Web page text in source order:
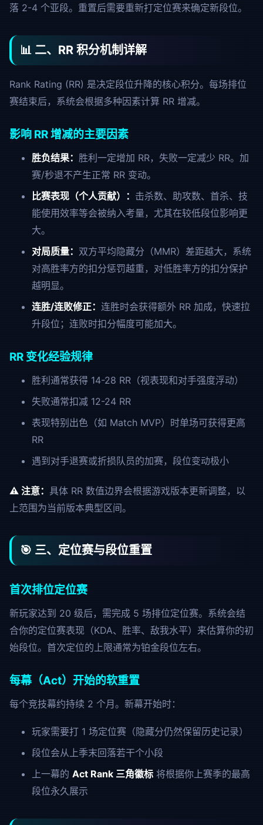
落 2-4 个亚段。重置后需要重新打定位赛来确定新段位。
📊 二、RR 积分机制详解
Rank Rating (RR) 是决定段位升降的核心积分。每场排位
赛结束后，系统会根据多种因素计算 RR 增减。
影响 RR 增减的主要因素
胜负结果： 胜利一定增加 RR，失败一定减少 RR。加
赛/秒退不产生正常 RR 变动。
比赛表现（个人贡献）： 击杀数、助攻数、首杀、技
能使用效率等会被纳入考量，尤其在较低段位影响更
大。
对局质量： 双方平均隐藏分（MMR）差距越大，系统
对高胜率方的扣分惩罚越重，对低胜率方的扣分保护
越明显。
连胜/连败修正： 连胜时会获得额外 RR 加成，快速拉
升段位；连败时扣分幅度可能加大。
RR 变化经验规律
胜利通常获得 14-28 RR（视表现和对手强度浮动）
失败通常扣减 12-24 RR
表现特别出色（如 Match MVP）时单场可获得更高
RR
遇到对手退赛或折损队员的加赛，段位变动极小
⚠️ 注意： 具体 RR 数值边界会根据游戏版本更新调整，以
上范围为当前版本典型区间。
🎯 三、定位赛与段位重置
首次排位定位赛
新玩家达到 20 级后，需完成 5 场排位定位赛。系统会结
合你的定位赛表现（KDA、胜率、敌我水平）来估算你的初
始段位。首次定位的上限通常为铂金段位左右。
每幕（Act）开始的软重置
每个竞技幕约持续 2 个月。新幕开始时：
玩家需要打 1 场定位赛（隐藏分仍然保留历史记录）
段位会从上季末回落若干个小段
上一幕的 Act Rank 三角徽标将根据你上赛季的最高
段位永久展示